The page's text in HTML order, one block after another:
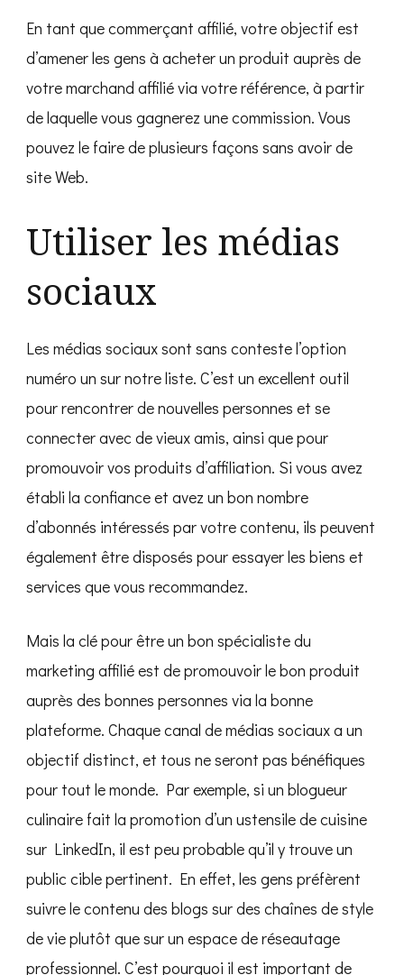
En tant que commerçant affilié, votre objectif est
d’amener les gens à acheter un produit auprès de
votre marchand affilié via votre référence, à partir
de laquelle vous gagnerez une commission. Vous
pouvez le faire de plusieurs façons sans avoir de
site Web.
Utiliser les médias
sociaux
Les médias sociaux sont sans conteste l’option
numéro un sur notre liste. C’est un excellent outil
pour rencontrer de nouvelles personnes et se
connecter avec de vieux amis, ainsi que pour
promouvoir vos produits d’affiliation. Si vous avez
établi la confiance et avez un bon nombre
d’abonnés intéressés par votre contenu, ils peuvent
également être disposés pour essayer les biens et
services que vous recommandez.
Mais la clé pour être un bon spécialiste du
marketing affilié est de promouvoir le bon produit
auprès des bonnes personnes via la bonne
plateforme. Chaque canal de médias sociaux a un
objectif distinct, et tous ne seront pas bénéfiques
pour tout le monde. Par exemple, si un blogueur
culinaire fait la promotion d’un ustensile de cuisine
sur LinkedIn, il est peu probable qu’il y trouve un
public cible pertinent. En effet, les gens préfèrent
suivre le contenu des blogs sur des chaînes de style
de vie plutôt que sur un espace de réseautage
professionnel. C’est pourquoi il est important de